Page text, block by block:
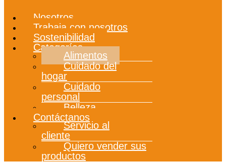
Nosotros
Trabaja con nosotros
Sostenibilidad
Categorías
Alimentos
Cuidado del
hogar
Cuidado
personal
Belleza
Contáctanos
Servicio al
cliente
Quiero vender sus
productos